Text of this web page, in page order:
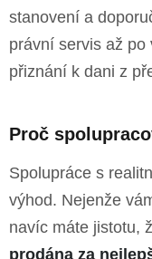
stanovení a
právní servis až
přiznání k dani z
Proč
Spolupráce s
výhod. Nejenže
navíc máte jistotu,
prodána za